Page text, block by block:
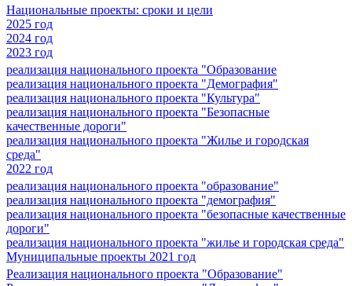
Национальные проекты: сроки и цели
2025 год
2024 год
2023 год
реализация национального проекта "Образование
реализация национального проекта "Демография"
реализация национального проекта "Культура"
реализация национального проекта "Безопасные
качественные дороги"
реализация национального проекта "Жилье и городская
среда"
2022 год
реализация национального проекта "образование"
реализация национального проекта "демография"
реализация национального проекта "безопасные качественные
дороги"
реализация национального проекта "жилье и городская среда"
Муниципальные проекты 2021 год
Реализация национального проекта "Образование"